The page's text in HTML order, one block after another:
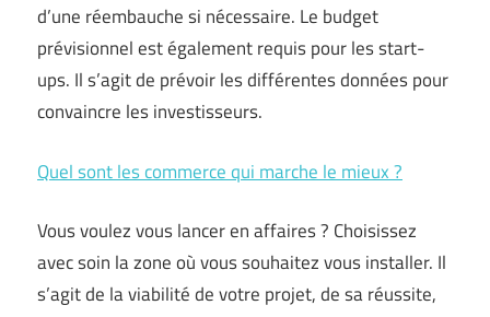
d’une réembauche si nécessaire. Le budget
prévisionnel est également requis pour les start-
ups. Il s’agit de prévoir les différentes données pour
convaincre les investisseurs.
Quel sont les commerce qui marche le mieux ?
Vous voulez vous lancer en affaires ? Choisissez
avec soin la zone où vous souhaitez vous installer. Il
s’agit de la viabilité de votre projet, de sa réussite,